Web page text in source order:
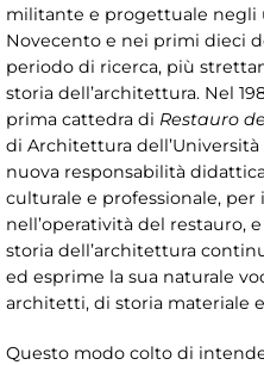
militante e progettuale negli
Novecento e nei primi dieci
periodo di ricerca, più
storia dell’architettura. Nel
prima cattedra di Restauro
di Architettura dell’Università
nuova responsabilità
culturale e professionale,
nell’operatività del restauro,
storia dell’architettura
ed esprime la sua naturale
architetti, di storia materiale
Questo modo colto di